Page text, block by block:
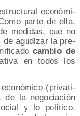
eco­nó­mi­
par­te de ella,
medi­das, que no
de agu­di­zar la pre­
cam­bio de
en todos los
(pri­va­ti­
de la nego­cia­ción
y lo polí­ti­co.